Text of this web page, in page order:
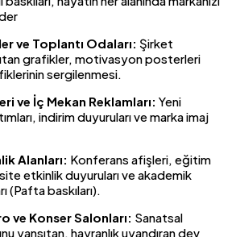
ve Toplantı Odaları: Şirket
grafikler, motivasyon posterleri
sergilenmesi.
ve İç Mekan Reklamları: Yeni
indirim duyuruları ve marka imaj
Alanları: Konferans afişleri, eğitim
etkinlik duyuruları ve akademik
(Pafta baskıları).
ve Konser Salonları: Sanatsal
yansıtan, hayranlık uyandıran dev